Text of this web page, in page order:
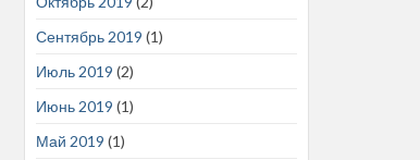
Сентябрь 2019 (1)
Июль 2019 (2)
Июнь 2019 (1)
Май 2019 (1)